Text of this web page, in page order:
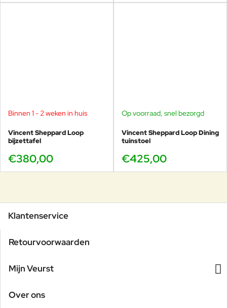
Binnen 1 - 2 weken in huis
Vincent Sheppard Loop
bijzettafel
€380,00
Op voorraad, snel bezorgd
Vincent Sheppard Loop Dining
tuinstoel
€425,00
Klantenservice
Retourvoorwaarden
Mijn Veurst
Over ons